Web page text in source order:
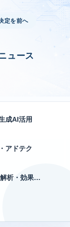
定を前へ
ュース
成AI活用
アドテク
アクセス解析・効果測定